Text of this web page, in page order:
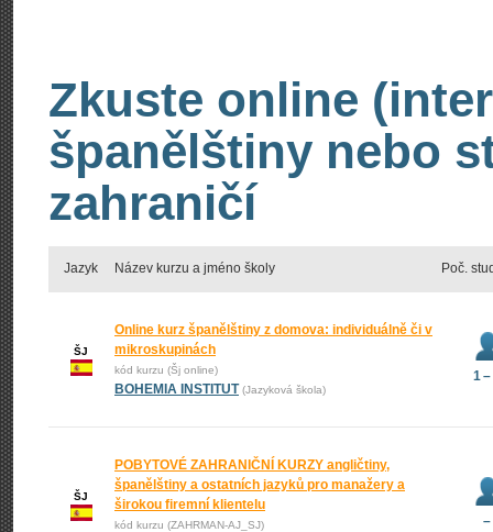
Zkuste online
španělštiny nebo
zahraničí
Jazyk Název kurzu a jméno školy Poč.
ŠJ
Online kurz španělštiny z domova: individuálně či v
mikroskupinách
kód kurzu (Šj online)
BOHEMIA INSTITUT (Jazyková škola)
1
ŠJ
POBYTOVÉ ZAHRANIČNÍ KURZY angličtiny,
španělštiny a ostatních jazyků pro manažery a
širokou firemní klientelu
kód kurzu (ZAHRMAN-AJ_SJ) –